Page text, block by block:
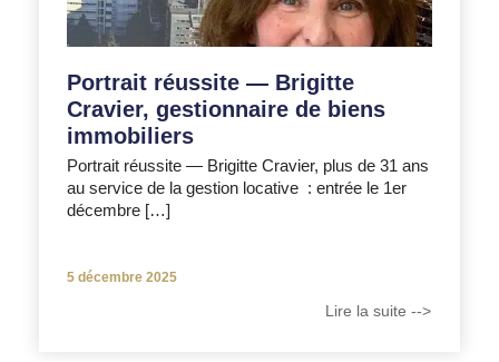
Portrait réussite — Brigitte
Cravier, gestionnaire de biens
immobiliers
Portrait réussite — Brigitte Cravier, plus de 31 ans
au service de la gestion locative : entrée le 1er
décembre […]
5 décembre 2025
Lire la suite -->